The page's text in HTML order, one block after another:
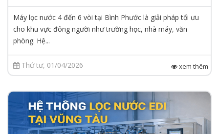
Máy lọc nước 4 đến 6 vòi tại Bình Phước là giải pháp tối ưu
cho khu vực đông người như trường học, nhà máy, văn
phòng. Hệ...
Thứ tư, 01/04/2026 xem thêm